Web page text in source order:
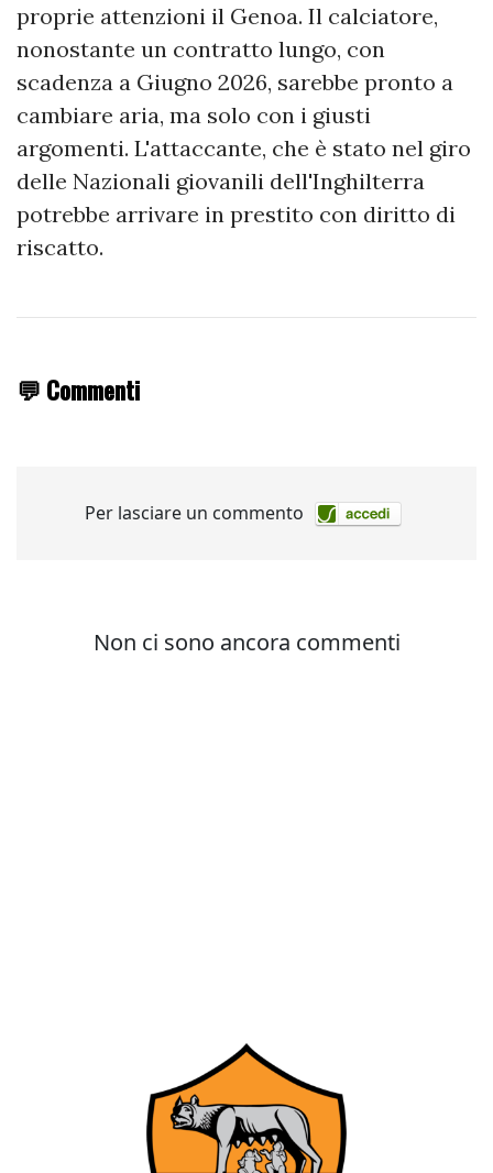
proprie attenzioni il Genoa. Il calciatore,
nonostante un contratto lungo, con
scadenza a Giugno 2026, sarebbe pronto a
cambiare aria, ma solo con i giusti
argomenti. L'attaccante, che è stato nel giro
delle Nazionali giovanili dell'Inghilterra
potrebbe arrivare in prestito con diritto di
riscatto.
💬 Commenti